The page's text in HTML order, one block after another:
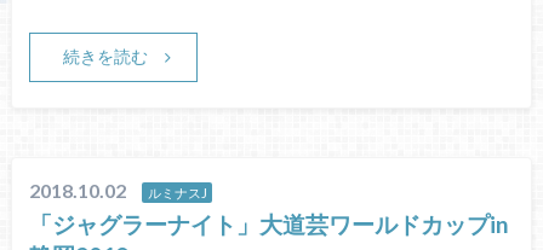
続きを読む
2018.10.02 ルミナスJ
「ジャグラーナイト」大道芸ワールドカップin